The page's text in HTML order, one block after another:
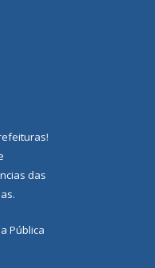
!
das
Pública